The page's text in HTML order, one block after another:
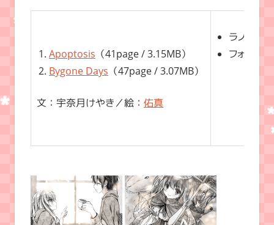
Apoptosis （41page / 3.15MB）
Bygone Days （47page / 3.07MB）
文：宇奈月けやき／絵：佑真
ラノベサ
フォント